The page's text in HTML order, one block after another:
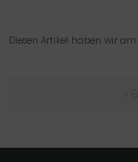
Diesen Artikel haben wir